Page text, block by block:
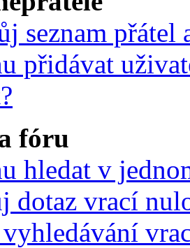
seznam přátel
přidávat
fóru
hledat v
dotaz vrací